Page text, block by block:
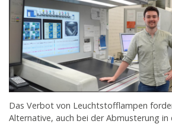
Das Verbot von Leuchtstofflampen
Alternative, auch bei der Abmusterung in